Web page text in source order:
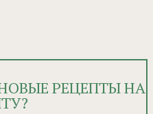
РЕЦЕПТЫ НА